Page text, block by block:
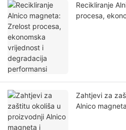
Recikliranje
procesa,
Zahtjevi za
Alnico